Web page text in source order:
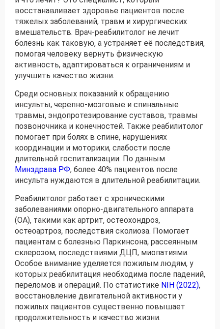
восстанавливает здоровье пациентов после
тяжелых заболеваний, травм и хирургических
вмешательств. Врач-реабилитолог не лечит
болезнь как таковую, а устраняет её последствия,
помогая человеку вернуть физическую
активность, адаптироваться к ограничениям и
улучшить качество жизни.
Среди основных показаний к обращению
инсульты, черепно-мозговые и спинальные
травмы, эндопротезирование суставов, травмы
позвоночника и конечностей. Также реабилитолог
помогает при болях в спине, нарушениях
координации и моторики, слабости после
длительной госпитализации. По данным
Минздрава РФ, более 40% пациентов после
инсульта нуждаются в длительной реабилитации.
Реабилитолог работает с хроническими
заболеваниями опорно-двигательного аппарата
(ОА), такими как артрит, остеохондроз,
остеоартроз, последствия сколиоза. Помогает
пациентам с болезнью Паркинсона, рассеянным
склерозом, последствиями ДЦП, миопатиями.
Особое внимание уделяется пожилым людям, у
которых реабилитация необходима после падений,
переломов и операций. По статистике NIH (2022),
восстановление двигательной активности у
пожилых пациентов существенно повышает
продолжительность и качество жизни.